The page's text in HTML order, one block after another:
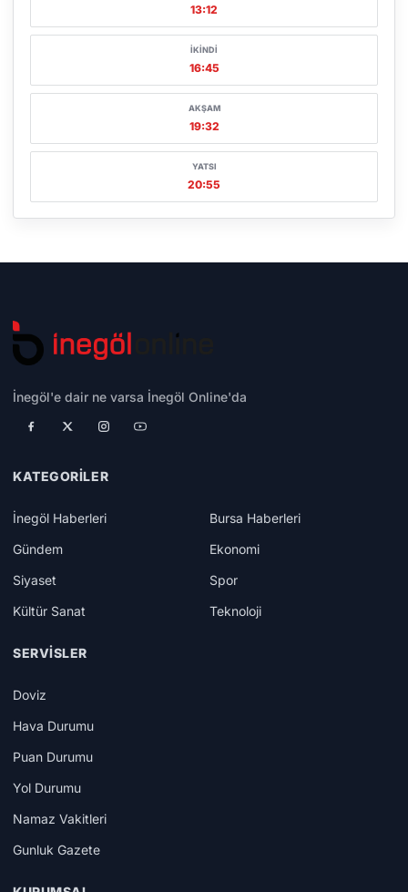
13:12
İKINDI
16:45
AKŞAM
19:32
YATSI
20:55
İnegöl'e dair ne varsa İnegöl Online'da
KATEGORILER
İnegöl Haberleri
Bursa Haberleri
Gündem
Ekonomi
Siyaset
Spor
Kültür Sanat
Teknoloji
SERVISLER
Doviz
Hava Durumu
Puan Durumu
Yol Durumu
Namaz Vakitleri
Gunluk Gazete